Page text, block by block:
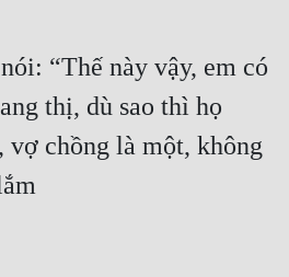
“Thế này vậy, em có
thị, dù sao thì họ
vợ chồng là một, không